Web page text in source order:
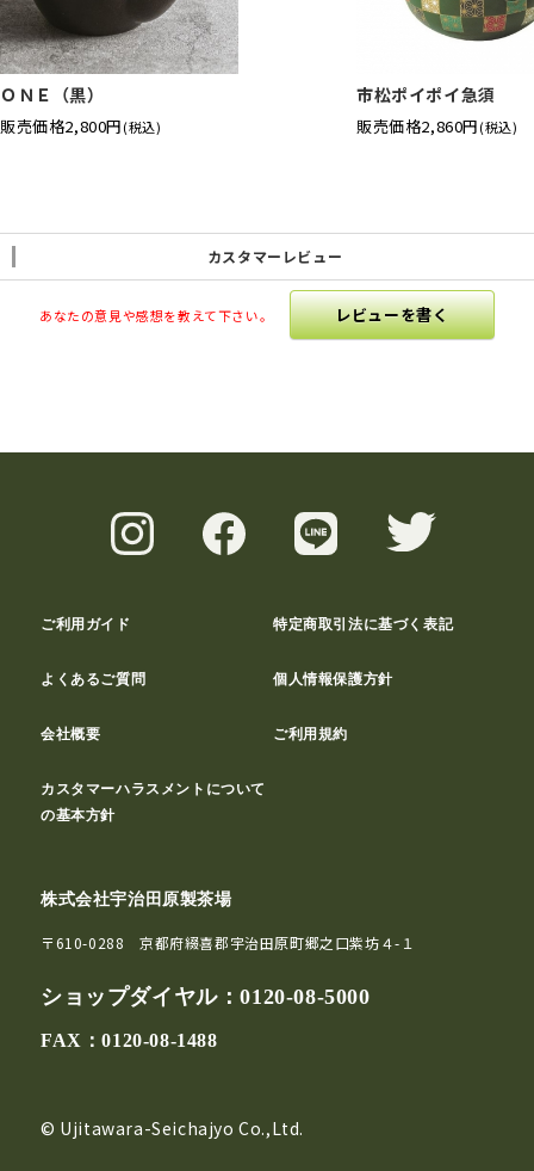
ＯＮＥ（黒）
販売価格2,800円(税込)
市松ポイポイ急須
販売価格2,860円(税込)
カスタマーレビュー
あなたの意見や感想を教えて下さい。 レビューを書く
ご利用ガイド 特定商取引法に基づく表記
よくあるご質問 個人情報保護方針
会社概要 ご利用規約
カスタマーハラスメントについて
の基本方針
株式会社宇治田原製茶場
〒610-0288 京都府綴喜郡宇治田原町郷之口紫坊４-１
ショップダイヤル：0120-08-5000
FAX：0120-08-1488
© Ujitawara-Seichajyo Co.,Ltd.